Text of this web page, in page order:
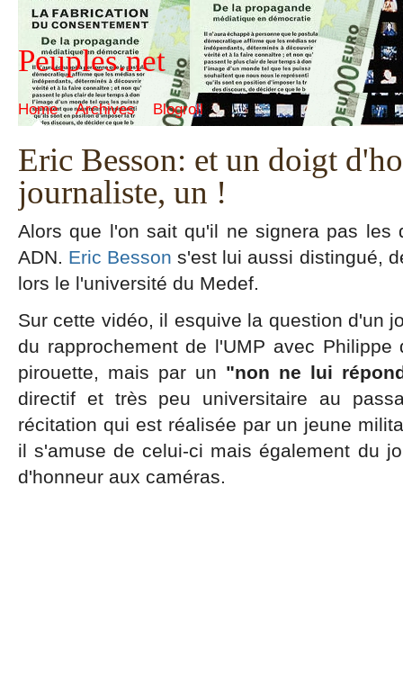
Peuples.net
Home Archives Blogroll
Eric Besson: et un doigt
journaliste, un !
Alors que l'on sait qu'il ne signera pas les
ADN. Eric Besson s'est lui aussi distingué,
lors le l'université du Medef.
Sur cette vidéo, il esquive la question d'un
du rapprochement de l'UMP avec
pirouette, mais par un "non ne lui
directif et très peu universitaire au
récitation qui est réalisée par un jeune
il s'amuse de celui-ci mais également du
d'honneur aux caméras.